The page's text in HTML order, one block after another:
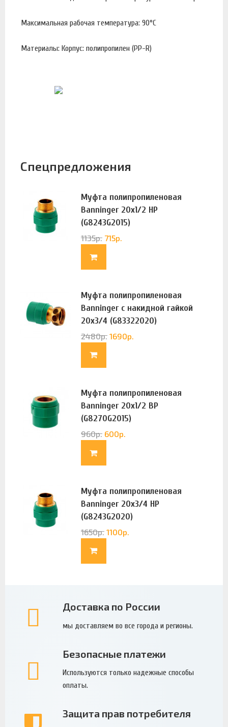
Максимальная рабочая температура: 90°С
Материалы: Корпус: полипропилен (PP-R)
Спецпредложения
Муфта полипропиленовая
Banninger 20х1/2 НР
(G8243G2015)
1135р. 715р.
Муфта полипропиленовая
Banninger с накидной гайкой
20х3/4 (G83322020)
2480р. 1690р.
Муфта полипропиленовая
Banninger 20х1/2 ВР
(G8270G2015)
960р. 600р.
Муфта полипропиленовая
Banninger 20х3/4 НР
(G8243G2020)
1650р. 1100р.
Доставка по России
мы доставляем во все города и регионы.
Безопасные платежи
Используются только надежные способы
оплаты.
Защита прав потребителя